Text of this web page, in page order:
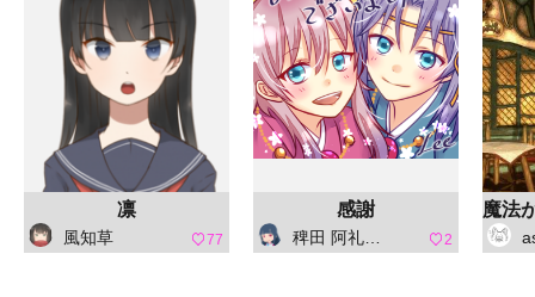
凛
風知草 77
感謝
稗田 阿礼（ひえだ あれ） 2